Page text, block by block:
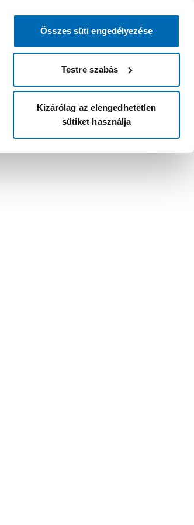
Összes süti engedélyezése
Testre szabás
Kizárólag az elengedhetetlen
sütiket használja